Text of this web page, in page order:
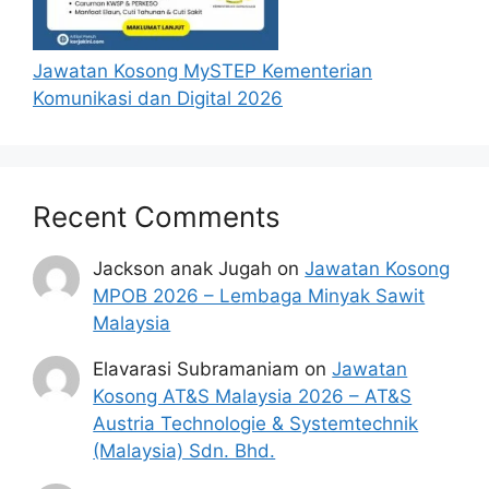
Jawatan Kosong MySTEP Kementerian
Komunikasi dan Digital 2026
Recent Comments
Jackson anak Jugah onJawatan Kosong
MPOB 2026 – Lembaga Minyak Sawit
Malaysia
Elavarasi Subramaniam onJawatan
Kosong AT&S Malaysia 2026 – AT&S
Austria Technologie & Systemtechnik
(Malaysia) Sdn. Bhd.